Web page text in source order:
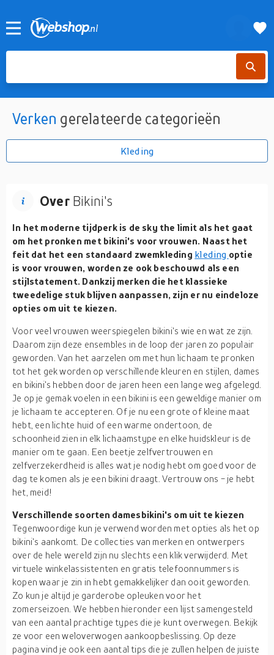
Verken gerelateerde categorieën
Kleding
OverBikini's
In het moderne tijdperk is de sky the limit als het gaat
om het pronken met bikini's voor vrouwen. Naast het
feit dat het een standaard zwemkleding kleding optie
is voor vrouwen, worden ze ook beschouwd als een
stijlstatement. Dankzij merken die het klassieke
tweedelige stuk blijven aanpassen, zijn er nu eindeloze
opties om uit te kiezen.
Voor veel vrouwen weerspiegelen bikini's wie en wat ze zijn.
Daarom zijn deze ensembles in de loop der jaren zo populair
geworden. Van het aarzelen om met hun lichaam te pronken
tot het gek worden op verschillende kleuren en stijlen, dames
en bikini's hebben door de jaren heen een lange weg afgelegd.
Je op je gemak voelen in een bikini is een geweldige manier om
je lichaam te accepteren. Of je nu een grote of kleine maat
hebt, een lichte huid of een warme ondertoon, de
schoonheid zien in elk lichaamstype en elke huidskleur is de
manier om te gaan. Een beetje zelfvertrouwen en
zelfverzekerdheid is alles wat je nodig hebt om goed voor de
dag te komen als je een bikini draagt. Vertrouw ons - je hebt
het, meid!
Verschillende soorten damesbikini's om uit te kiezen
Tegenwoordige kun je verwend worden met opties als het op
bikini's aankomt. De collecties van merken en ontwerpers
over de hele wereld zijn nu slechts een klik verwijderd. Met
virtuele winkelassistenten en gratis telefoonnummers is
kopen waar je zin in hebt gemakkelijker dan ooit geworden.
Zo kun je altijd je garderobe opleuken voor het
zomerseizoen. We hebben hieronder een lijst samengesteld
van een aantal prachtige types die je kunt overwegen. Bekijk
ze voor een weloverwogen aankoopbeslissing. Op deze
pagina vind je ook een aantal tips die je zullen helpen de juiste